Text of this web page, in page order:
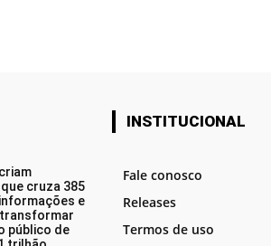
cruza 385
e
transformar
público de
INSTITUCIONAL
Fale conosco
Releases
Termos de uso